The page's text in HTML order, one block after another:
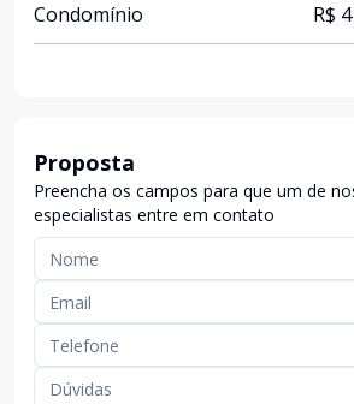
Condomínio R$
Proposta
Preencha os campos para que um de
especialistas entre em contato